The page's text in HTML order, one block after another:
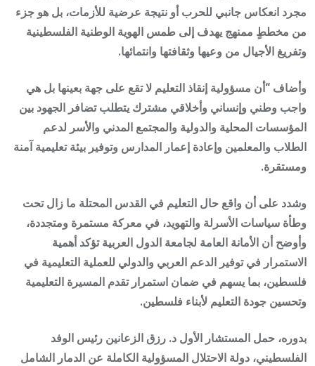
مجرد انعكاس جانبي للحرب أو نتيجة عرضية للأزمات، بل هو جزء
من مخططٍ ممنهج يهدف إلى طمس الهوية الوطنية الفلسطينية
وتفريغ الأجيال من وعيها وثقافتها وانتمائها.
وأضاف “أن مسؤولية إنقاذ التعليم لا تقع على جهة بعينها بل هي
واجب وطني وإنساني وأخلاقي مشترك يتطلب تضافر الجهود بين
المؤسسات المحلية والدولية والمجتمع المدني والأسر لدعم
الطلاب والمعلمين وإعادة إعمار المدارس وتوفير بيئة تعليمية آمنة
ومستقرة.
وشدد على أن واقع حال التعليم في القدس المحتلة ما زال تحت
وطأة سياسات الأسرلة والتهويد، في معركة مستمرة ومتجددة،
وأوضح أن الأمانة العامة لجامعة الدول العربية تؤكد أهمية
الاستمرار في توفير الدعم العربي والدولي للعملية التعليمية في
فلسطين، بما يسهم في ضمان استمرار تقدم المسيرة التعليمية
وتحسين جودة التعليم لأبناء فلسطين.
بدوره، حمل المستشار الأول د. رزق الزعانين رئيس الوفد
الفلسطيني، دولة الاحتلال المسؤولية الكاملة عن الدمار الشامل